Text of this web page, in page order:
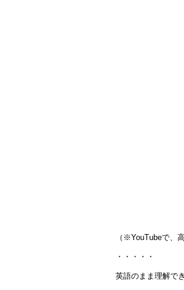
（※YouTubeで、
・・・・・
英語のまま理解で